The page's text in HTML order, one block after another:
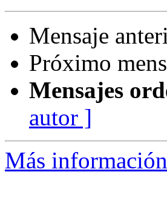
Mensaje
Próximo
Mensajes
autor ]
Más